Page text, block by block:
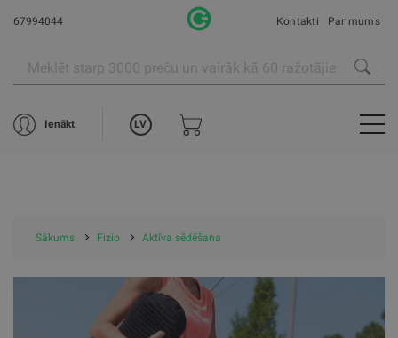
67994044 Kontakti Par mums
Ienākt LV
Sākums Fizio Aktīva sēdēšana